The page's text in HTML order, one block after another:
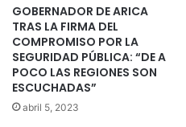
GOBERNADOR DE ARICA
TRAS LA FIRMA DEL
COMPROMISO POR LA
SEGURIDAD PÚBLICA: “DE A
POCO LAS REGIONES SON
ESCUCHADAS”
abril 5, 2023